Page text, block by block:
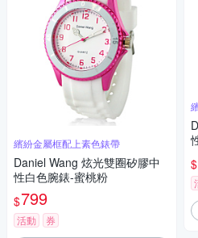
繽紛金屬框配上素色錶帶
Daniel Wang 炫光雙圈矽膠中
性白色腕錶-蜜桃粉
$799
活動 券
$